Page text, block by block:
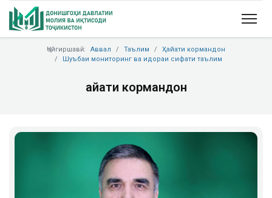
Ҷойгиршавӣ: Аввал Таълим
Ҳайати кормандон
Шуъбаи мониторинг ва идораи сифати таълим
Ҳайати кормандон